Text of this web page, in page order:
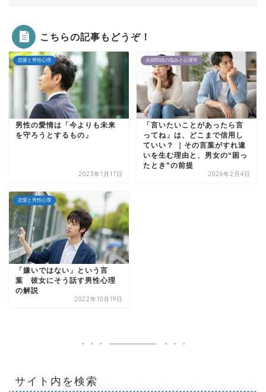
こちらの記事もどうぞ！
恋愛と男性心理
男性の愛情は「今よりも未来
を守ろうとするもの」
2023年1月17日
夫婦関係の悩みと心理学
「言いたいことがあったら言
ってね」は、どこまで信用し
ていい？ ｜その言葉がすれ違
いを生む理由と、男女の“困っ
たとき”の前提
2026年2月4日
恋愛と男性心理
「嫌いではない」という言
葉 彼女にそう話す男性心理
の解説
2022年10月19日
サイト内を検索